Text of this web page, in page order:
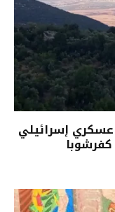
إسرائيلي